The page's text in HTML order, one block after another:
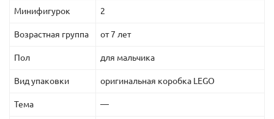
Минифигурок 2
Возрастная группа от 7 лет
Пол для мальчика
Вид упаковки оригинальная коробка LEGO
Тема —